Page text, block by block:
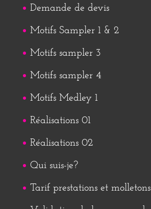
Demande de devis
Motifs Sampler 1 & 2
Motifs sampler 3
Motifs sampler 4
Motifs Medley 1
Réalisations 01
Réalisations 02
Qui suis-je?
Tarif prestations et molletons